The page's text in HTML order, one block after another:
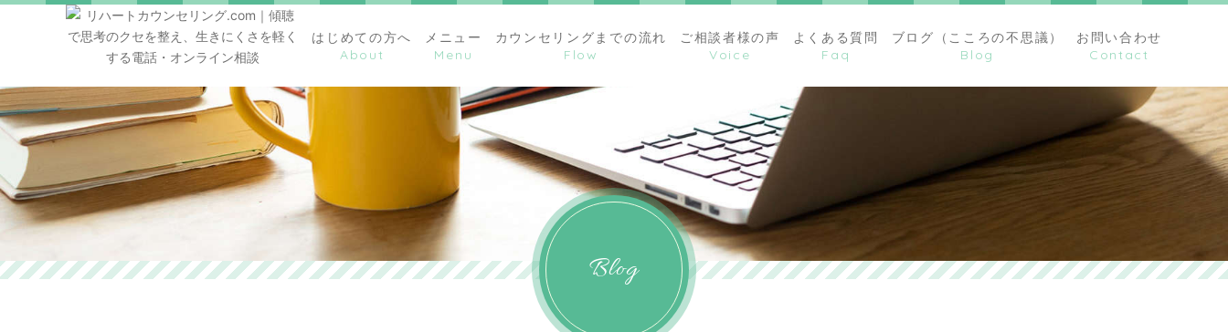
はじめての方へ メニュー カウンセリングまでの流れ ご相談者様の声 よくある質問 ブログ（こころの不思議） お問い合わせ
Blog